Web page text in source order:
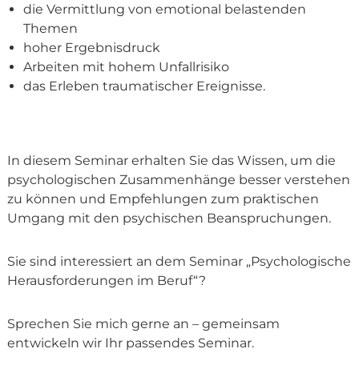
die Vermittlung von emotional belastenden
Themen
hoher Ergebnisdruck
Arbeiten mit hohem Unfallrisiko
das Erleben traumatischer Ereignisse.
In diesem Seminar erhalten Sie das Wissen, um die
psychologischen Zusammenhänge besser verstehen
zu können und Empfehlungen zum praktischen
Umgang mit den psychischen Beanspruchungen.
Sie sind interessiert an dem Seminar „Psychologische
Herausforderungen im Beruf“?
Sprechen Sie mich gerne an – gemeinsam
entwickeln wir Ihr passendes Seminar.